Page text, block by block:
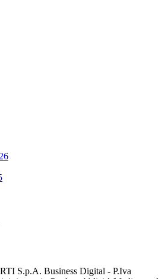
RTI S.p.A. Business Digital - P.Iva